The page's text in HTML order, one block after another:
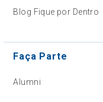
Blog Fique por Dentro
Faça Parte
Alumni